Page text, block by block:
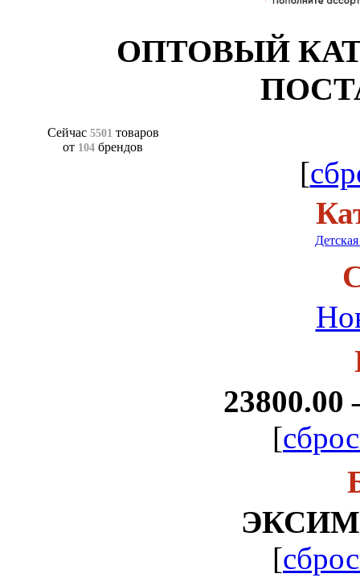
ОПТОВЫЙ
Сейчас 5501 товаров
от 104 брендов
[
23800.00
[
[